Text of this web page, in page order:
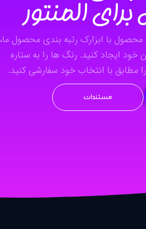
المنتور
با ابزارک رتبه بندی محصول ما،
خود ایجاد کنید. رنگ ها را به ستاره
را مطابق با انتخاب خود سفارشی کنید.
مستندات